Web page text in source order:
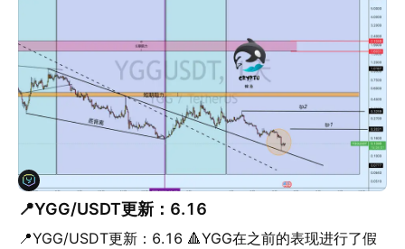
📍YGG/USDT更新：6.16
📍YGG/USDT更新：6.16 🔺YGG在之前的表现进行了假